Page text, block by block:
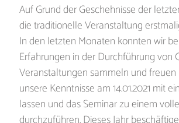
Auf Grund der Geschehnisse der
die traditionelle Veranstaltung
In den letzten Monaten konnten wir
Erfahrungen in der Durchführung von
Veranstaltungen sammeln und
unsere Kenntnisse am 14.01.2021 mit
lassen und das Seminar zu einem